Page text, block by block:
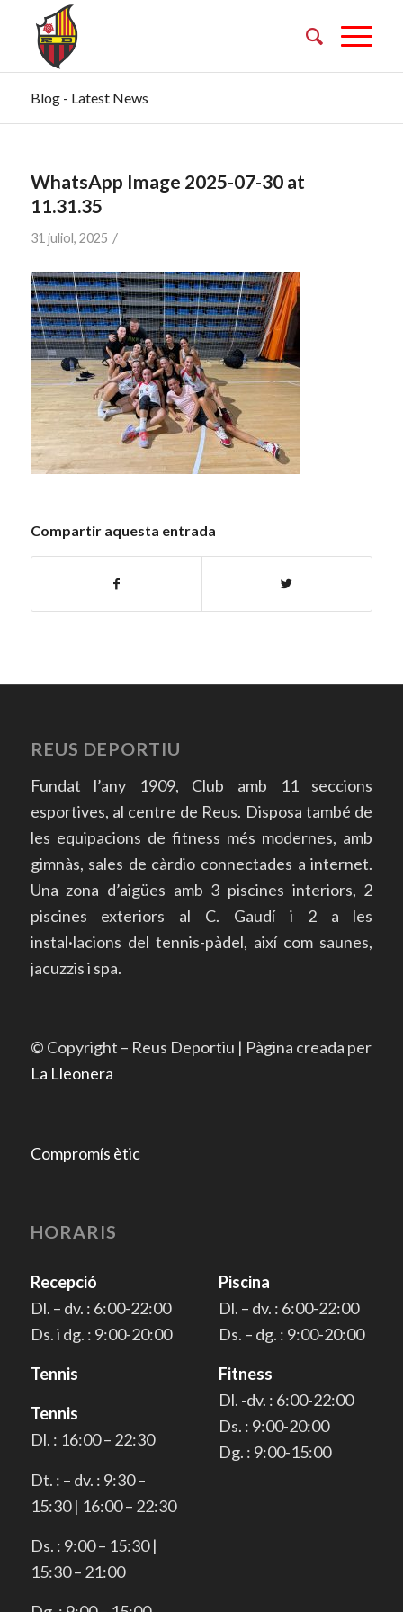
Blog - Latest News
WhatsApp Image 2025-07-30 at
11.31.35
31 juliol, 2025 /
Compartir aquesta entrada
REUS DEPORTIU
Fundat l’any 1909, Club amb 11 seccions
esportives, al centre de Reus. Disposa també de
les equipacions de fitness més modernes, amb
gimnàs, sales de càrdio connectades a internet.
Una zona d’aigües amb 3 piscines interiors, 2
piscines exteriors al C. Gaudí i 2 a les
instal·lacions del tennis-pàdel, així com saunes,
jacuzzis i spa.
© Copyright – Reus Deportiu | Pàgina creada per
La Lleonera
Compromís ètic
HORARIS
Recepció
Dl. – dv. : 6:00-22:00
Ds. i dg. : 9:00-20:00
Tennis
Tennis
Dl. : 16:00 – 22:30
Dt. : – dv. : 9:30 –
15:30 | 16:00 – 22:30
Ds. : 9:00 – 15:30 |
15:30 – 21:00
Piscina
Dl. – dv. : 6:00-22:00
Ds. – dg. : 9:00-20:00
Fitness
Dl. -dv. : 6:00-22:00
Ds. : 9:00-20:00
Dg. : 9:00-15:00